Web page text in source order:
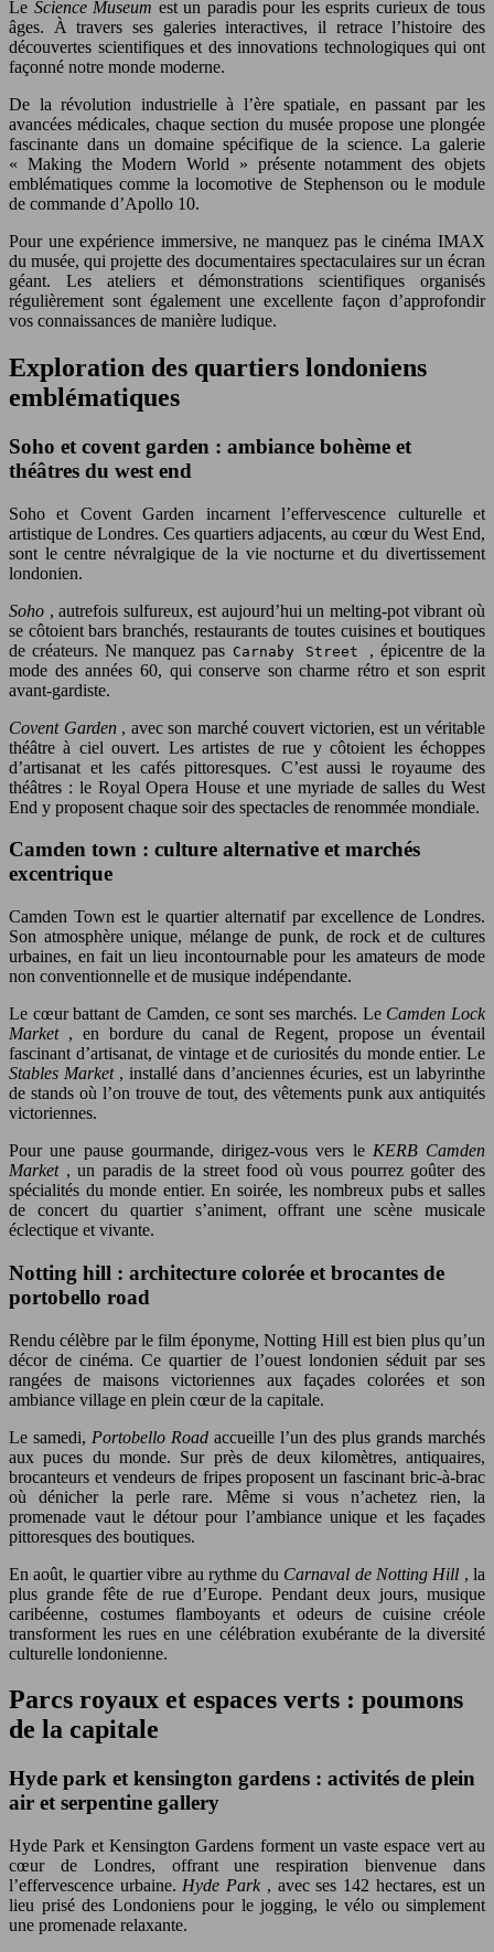
Le Science Museum est un paradis pour les esprits curieux de tous
âges. À travers ses galeries interactives, il retrace l’histoire des
découvertes scientifiques et des innovations technologiques qui ont
façonné notre monde moderne.
De la révolution industrielle à l’ère spatiale, en passant par les
avancées médicales, chaque section du musée propose une plongée
fascinante dans un domaine spécifique de la science. La galerie
« Making the Modern World » présente notamment des objets
emblématiques comme la locomotive de Stephenson ou le module
de commande d’Apollo 10.
Pour une expérience immersive, ne manquez pas le cinéma IMAX
du musée, qui projette des documentaires spectaculaires sur un écran
géant. Les ateliers et démonstrations scientifiques organisés
régulièrement sont également une excellente façon d’approfondir
vos connaissances de manière ludique.
Exploration des quartiers londoniens
emblématiques
Soho et covent garden : ambiance bohème et
théâtres du west end
Soho et Covent Garden incarnent l’effervescence culturelle et
artistique de Londres. Ces quartiers adjacents, au cœur du West End,
sont le centre névralgique de la vie nocturne et du divertissement
londonien.
Soho , autrefois sulfureux, est aujourd’hui un melting-pot vibrant où
se côtoient bars branchés, restaurants de toutes cuisines et boutiques
de créateurs. Ne manquez pas Carnaby Street , épicentre de la
mode des années 60, qui conserve son charme rétro et son esprit
avant-gardiste.
Covent Garden , avec son marché couvert victorien, est un véritable
théâtre à ciel ouvert. Les artistes de rue y côtoient les échoppes
d’artisanat et les cafés pittoresques. C’est aussi le royaume des
théâtres : le Royal Opera House et une myriade de salles du West
End y proposent chaque soir des spectacles de renommée mondiale.
Camden town : culture alternative et marchés
excentrique
Camden Town est le quartier alternatif par excellence de Londres.
Son atmosphère unique, mélange de punk, de rock et de cultures
urbaines, en fait un lieu incontournable pour les amateurs de mode
non conventionnelle et de musique indépendante.
Le cœur battant de Camden, ce sont ses marchés. Le Camden Lock
Market , en bordure du canal de Regent, propose un éventail
fascinant d’artisanat, de vintage et de curiosités du monde entier. Le
Stables Market , installé dans d’anciennes écuries, est un labyrinthe
de stands où l’on trouve de tout, des vêtements punk aux antiquités
victoriennes.
Pour une pause gourmande, dirigez-vous vers le KERB Camden
Market , un paradis de la street food où vous pourrez goûter des
spécialités du monde entier. En soirée, les nombreux pubs et salles
de concert du quartier s’animent, offrant une scène musicale
éclectique et vivante.
Notting hill : architecture colorée et brocantes de
portobello road
Rendu célèbre par le film éponyme, Notting Hill est bien plus qu’un
décor de cinéma. Ce quartier de l’ouest londonien séduit par ses
rangées de maisons victoriennes aux façades colorées et son
ambiance village en plein cœur de la capitale.
Le samedi, Portobello Road accueille l’un des plus grands marchés
aux puces du monde. Sur près de deux kilomètres, antiquaires,
brocanteurs et vendeurs de fripes proposent un fascinant bric-à-brac
où dénicher la perle rare. Même si vous n’achetez rien, la
promenade vaut le détour pour l’ambiance unique et les façades
pittoresques des boutiques.
En août, le quartier vibre au rythme du Carnaval de Notting Hill , la
plus grande fête de rue d’Europe. Pendant deux jours, musique
caribéenne, costumes flamboyants et odeurs de cuisine créole
transforment les rues en une célébration exubérante de la diversité
culturelle londonienne.
Parcs royaux et espaces verts : poumons
de la capitale
Hyde park et kensington gardens : activités de plein
air et serpentine gallery
Hyde Park et Kensington Gardens forment un vaste espace vert au
cœur de Londres, offrant une respiration bienvenue dans
l’effervescence urbaine. Hyde Park , avec ses 142 hectares, est un
lieu prisé des Londoniens pour le jogging, le vélo ou simplement
une promenade relaxante.